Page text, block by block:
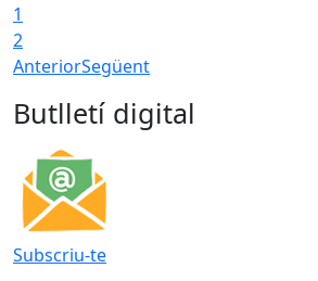
1
2
AnteriorSegüent
Butlletí digital
Subscriu-te